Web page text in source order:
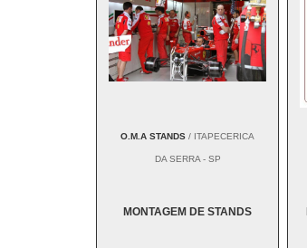
O.M.A STANDS / ITAPECERICA
DA SERRA - SP
MONTAGEM DE STANDS